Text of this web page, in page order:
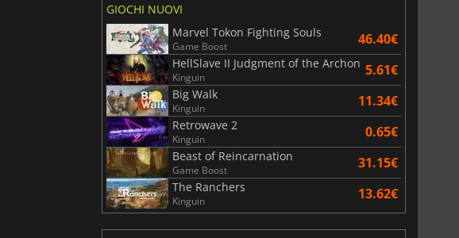
GIOCHI NUOVI
Marvel Tokon Fighting Souls
Game Boost 46.40€
HellSlave II Judgment of the Archon
Kinguin 5.61€
Big Walk
Kinguin 11.34€
Retrowave 2
Kinguin 0.65€
Beast of Reincarnation
Game Boost 31.15€
The Ranchers
Kinguin 13.62€